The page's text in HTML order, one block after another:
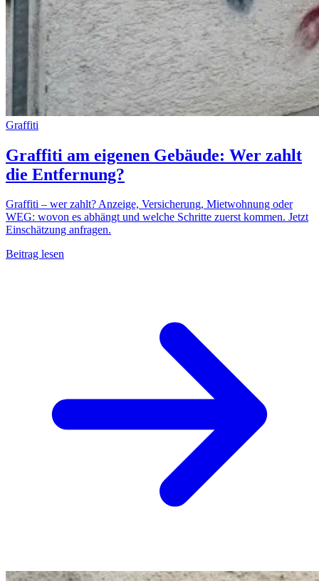
Graffiti
Graffiti am eigenen Gebäude: Wer zahlt
die Entfernung?
Graffiti – wer zahlt? Anzeige, Versicherung, Mietwohnung oder
WEG: wovon es abhängt und welche Schritte zuerst kommen. Jetzt
Einschätzung anfragen.
Beitrag lesen